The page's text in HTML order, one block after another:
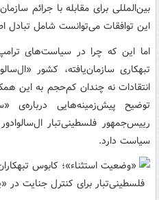
بین‌المللی برای مقابله با جرائم
این توافقات می‌توانست شامل تبادل
اما این که چرا در سیاست‌های
تبهکاری سازمان‌یافته، کشور
انتقادات نه چندان کم‌حجم به این
توضیح پیش‌زمینه‌هایی
رییس‌جمهور فلسطینی‌تبار
سیاست دارد.